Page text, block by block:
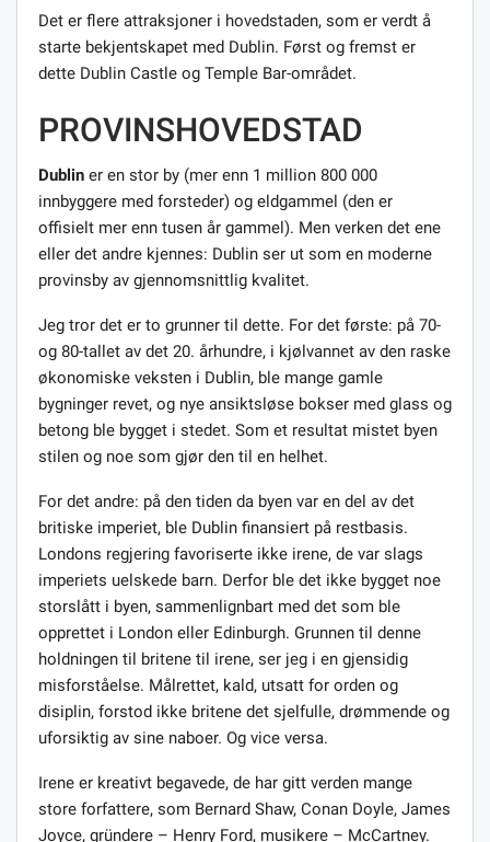
Det er flere attraksjoner i hovedstaden, som er verdt å
starte bekjentskapet med Dublin. Først og fremst er
dette Dublin Castle og Temple Bar-området.
PROVINSHOVEDSTAD
Dublin er en stor by (mer enn 1 million 800 000
innbyggere med forsteder) og eldgammel (den er
offisielt mer enn tusen år gammel). Men verken det ene
eller det andre kjennes: Dublin ser ut som en moderne
provinsby av gjennomsnittlig kvalitet.
Jeg tror det er to grunner til dette. For det første: på 70-
og 80-tallet av det 20. århundre, i kjølvannet av den raske
økonomiske veksten i Dublin, ble mange gamle
bygninger revet, og nye ansiktsløse bokser med glass og
betong ble bygget i stedet. Som et resultat mistet byen
stilen og noe som gjør den til en helhet.
For det andre: på den tiden da byen var en del av det
britiske imperiet, ble Dublin finansiert på restbasis.
Londons regjering favoriserte ikke irene, de var slags
imperiets uelskede barn. Derfor ble det ikke bygget noe
storslått i byen, sammenlignbart med det som ble
opprettet i London eller Edinburgh. Grunnen til denne
holdningen til britene til irene, ser jeg i en gjensidig
misforståelse. Målrettet, kald, utsatt for orden og
disiplin, forstod ikke britene det sjelfulle, drømmende og
uforsiktig av sine naboer. Og vice versa.
Irene er kreativt begavede, de har gitt verden mange
store forfattere, som Bernard Shaw, Conan Doyle, James
Joyce, gründere – Henry Ford, musikere – McCartney.